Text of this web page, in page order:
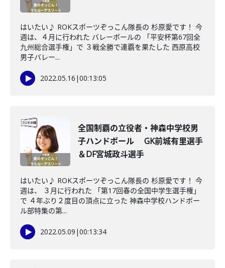
はいたい♪ ROKスポーツぞっこん隊長の 杉原愛です！ 今
週は、４月に行われた バレーボールの 「平安杯第67回全
九州総合選手権」で ３戦全勝で連覇を果たした 西原高校
男子バレー...
2022.05.16 |00:13:05
全国制覇の立役者・神森中学校男
子ハンドボール GK前城有里選手
＆DF宮城政斗選手
はいたい♪ ROKスポーツぞっこん隊長の 杉原愛です！ 今
週は、 ３月に行われた 「第17回春の全国中学生選手権」
で ４年ぶり２度目の頂点に立った 神森中学校ハンドボー
ル部特集の第...
2022.05.09 |00:13:34